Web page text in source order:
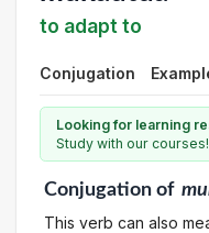
to adapt to
Conjugation
Looking for learning
Study with our courses!
Conjugationof
This verb can also